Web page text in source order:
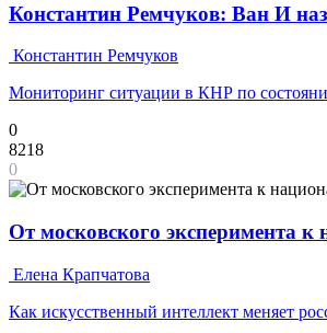
Константин Ремчуков: Ван И
Константин Ремчуков
Мониторинг ситуации в КНР по
0
8218
0
От московского эксперимента
Елена Крапчатова
Как искусственный интеллект меняет